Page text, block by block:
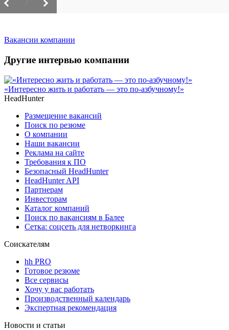
Вакансии компании
Другие интервью компании
«Интересно жить и работать — это по-азбучному!»
HeadHunter
Размещение вакансий
Поиск по резюме
О компании
Наши вакансии
Реклама на сайте
Требования к ПО
Безопасный HeadHunter
HeadHunter API
Партнерам
Инвесторам
Каталог компаний
Поиск по вакансиям в Балее
Сетка: соцсеть для нетворкинга
Соискателям
hh PRO
Готовое резюме
Все сервисы
Хочу у вас работать
Производственный календарь
Экспертная рекомендация
Новости и статьи